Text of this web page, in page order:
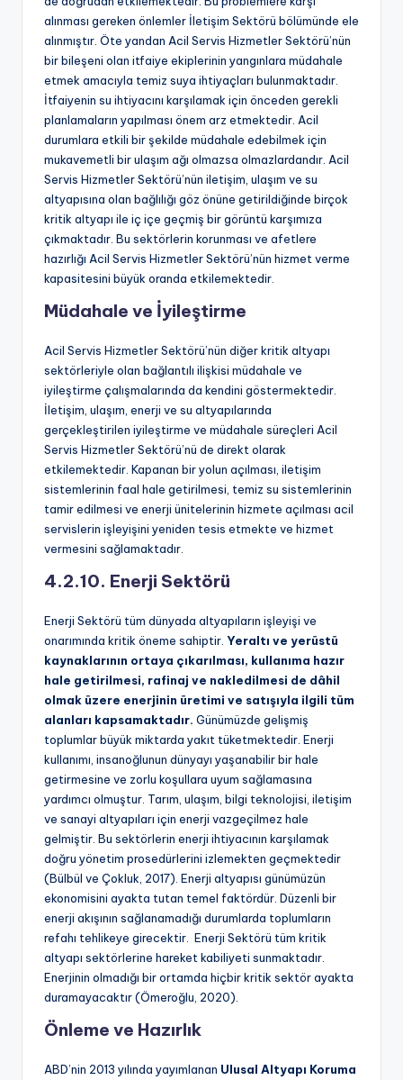
alınması gereken önlemler İletişim Sektörü bölümünde ele
alınmıştır. Öte yandan Acil Servis Hizmetler Sektörü’nün
bir bileşeni olan itfaiye ekiplerinin yangınlara müdahale
etmek amacıyla temiz suya ihtiyaçları bulunmaktadır.
İtfaiyenin su ihtiyacını karşılamak için önceden gerekli
planlamaların yapılması önem arz etmektedir. Acil
durumlara etkili bir şekilde müdahale edebilmek için
mukavemetli bir ulaşım ağı olmazsa olmazlardandır. Acil
Servis Hizmetler Sektörü’nün iletişim, ulaşım ve su
altyapısına olan bağlılığı göz önüne getirildiğinde birçok
kritik altyapı ile iç içe geçmiş bir görüntü karşımıza
çıkmaktadır. Bu sektörlerin korunması ve afetlere
hazırlığı Acil Servis Hizmetler Sektörü’nün hizmet verme
kapasitesini büyük oranda etkilemektedir.
Müdahale ve İyileştirme
Acil Servis Hizmetler Sektörü’nün diğer kritik altyapı
sektörleriyle olan bağlantılı ilişkisi müdahale ve
iyileştirme çalışmalarında da kendini göstermektedir.
İletişim, ulaşım, enerji ve su altyapılarında
gerçekleştirilen iyileştirme ve müdahale süreçleri Acil
Servis Hizmetler Sektörü’nü de direkt olarak
etkilemektedir. Kapanan bir yolun açılması, iletişim
sistemlerinin faal hale getirilmesi, temiz su sistemlerinin
tamir edilmesi ve enerji ünitelerinin hizmete açılması acil
servislerin işleyişini yeniden tesis etmekte ve hizmet
vermesini sağlamaktadır.
4.2.10. Enerji Sektörü
Enerji Sektörü tüm dünyada altyapıların işleyişi ve
onarımında kritik öneme sahiptir. Yeraltı ve yerüstü
kaynaklarının ortaya çıkarılması, kullanıma hazır
hale getirilmesi, rafinaj ve nakledilmesi de dâhil
olmak üzere enerjinin üretimi ve satışıyla ilgili tüm
alanları kapsamaktadır. Günümüzde gelişmiş
toplumlar büyük miktarda yakıt tüketmektedir. Enerji
kullanımı, insanoğlunun dünyayı yaşanabilir bir hale
getirmesine ve zorlu koşullara uyum sağlamasına
yardımcı olmuştur. Tarım, ulaşım, bilgi teknolojisi, iletişim
ve sanayi altyapıları için enerji vazgeçilmez hale
gelmiştir. Bu sektörlerin enerji ihtiyacının karşılamak
doğru yönetim prosedürlerini izlemekten geçmektedir
(Bülbül ve Çokluk, 2017). Enerji altyapısı günümüzün
ekonomisini ayakta tutan temel faktördür. Düzenli bir
enerji akışının sağlanamadığı durumlarda toplumların
refahı tehlikeye girecektir. Enerji Sektörü tüm kritik
altyapı sektörlerine hareket kabiliyeti sunmaktadır.
Enerjinin olmadığı bir ortamda hiçbir kritik sektör ayakta
duramayacaktır (Ömeroğlu, 2020).
Önleme ve Hazırlık
ABD’nin 2013 yılında yayımlanan Ulusal Altyapı Koruma